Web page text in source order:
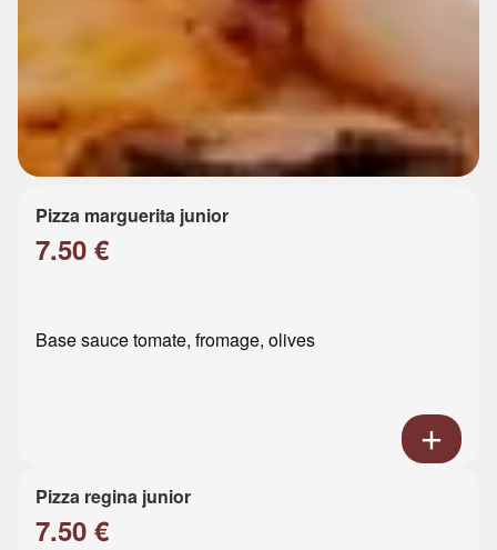
Pizza marguerita junior
7.50 €
Base sauce tomate, fromage, olives
Pizza regina junior
7.50 €